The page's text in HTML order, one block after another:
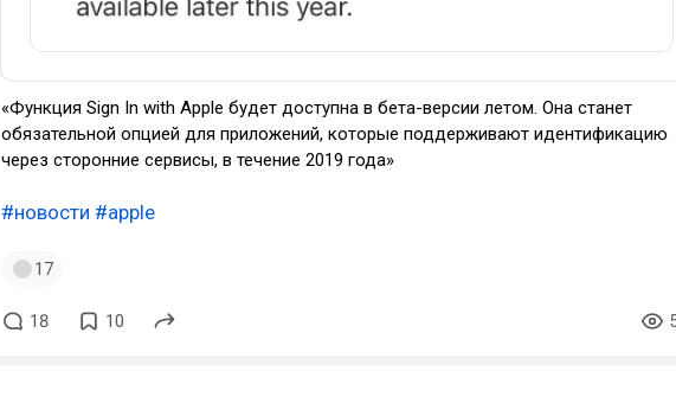
«Функция Sign In with Apple будет доступна в бета-версии летом. Она станет
обязательной опцией для приложений, которые поддерживают идентификацию
через сторонние сервисы, в течение 2019 года»
#новости #apple
17
18 10